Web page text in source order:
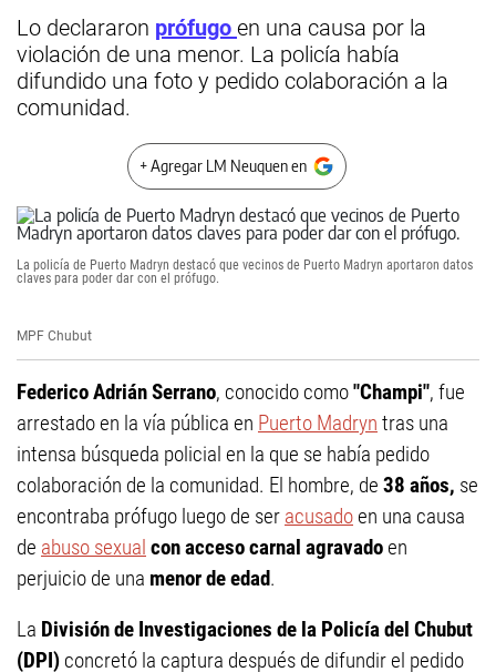
Lo declararon prófugo en una causa por la
violación de una menor. La policía había
difundido una foto y pedido colaboración a la
comunidad.
+ Agregar LM Neuquen en
La policía de Puerto Madryn destacó que vecinos de Puerto Madryn aportaron datos
claves para poder dar con el prófugo.
MPF Chubut
Federico Adrián Serrano, conocido como"Champi", fue
arrestado en la vía pública en Puerto Madryn tras una
intensa búsqueda policial en la que se había pedido
colaboración de la comunidad. El hombre, de 38 años, se
encontraba prófugo luego de ser acusadoen una causa
de abuso sexual con acceso carnal agravadoen
perjuicio de una menor de edad.
La División de Investigaciones de la Policía del Chubut
(DPI) concretó la captura después de difundir el pedido